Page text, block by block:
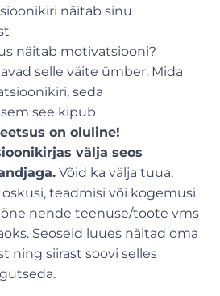
näitab sinu
näitab motivatsiooni?
selle väite ümber. Mida
seda
see kipub
on oluline!
välja seos
Võid ka välja tuua,
teadmisi või kogemusi
nende teenuse/toote vms
Seoseid luues näitad oma
ning siirast soovi selles